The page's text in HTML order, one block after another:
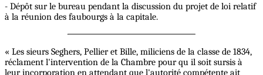
- Dépôt sur le bureau pendant la discussion du projet de loi relatif
à la réunion des faubourgs à la capitale.
« Les sieurs Seghers, Pellier et Bille, miliciens de la classe de 1834,
réclament l'intervention de la Chambre pour qu il soit sursis à
leur incorporation en attendant que l'autorité compétente ait